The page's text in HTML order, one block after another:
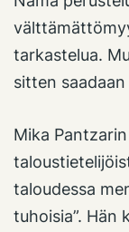
tarkastelua.
sitten
Mika
taloudessa
tuhoisia”. Hän